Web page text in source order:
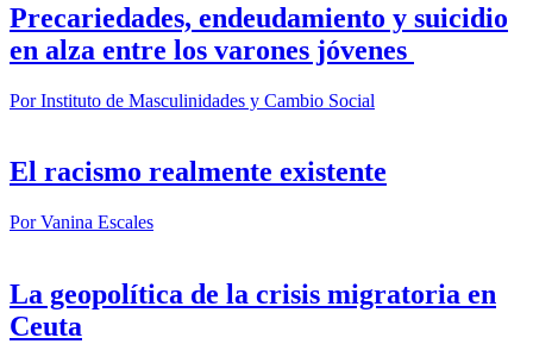
Precariedades, endeudamiento y suicidio
en alza entre los varones jóvenes
PorInstituto de Masculinidades y Cambio Social
El racismo realmente existente
PorVanina Escales
La geopolítica de la crisis migratoria en
Ceuta